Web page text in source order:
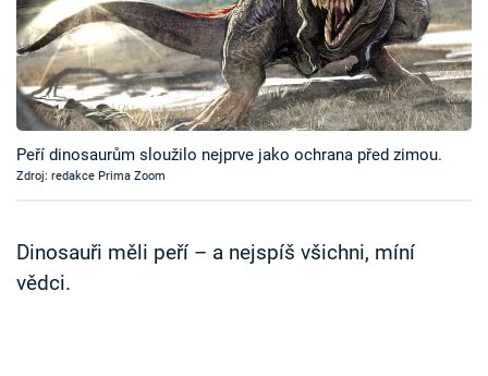
TV Program
Časopis
Sledujte prima+
Sledujte nás
Peří dinosaurům sloužilo nejprve jako ochrana před zimou.
Zdroj: redakce Prima Zoom
Dinosauři měli peří – a nejspíš všichni, míní
vědci.